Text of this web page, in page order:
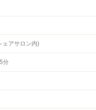
ェアサロン内)
分